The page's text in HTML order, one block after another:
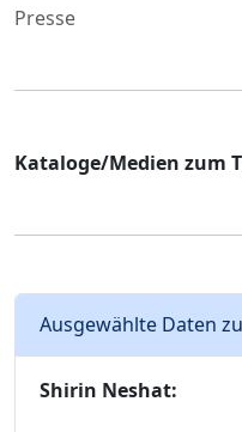
Presse
Kataloge/Medien zum
Ausgewählte Daten
Shirin Neshat: